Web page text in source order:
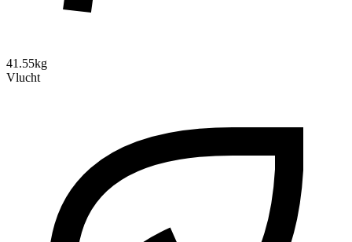
41.55kg
Vlucht